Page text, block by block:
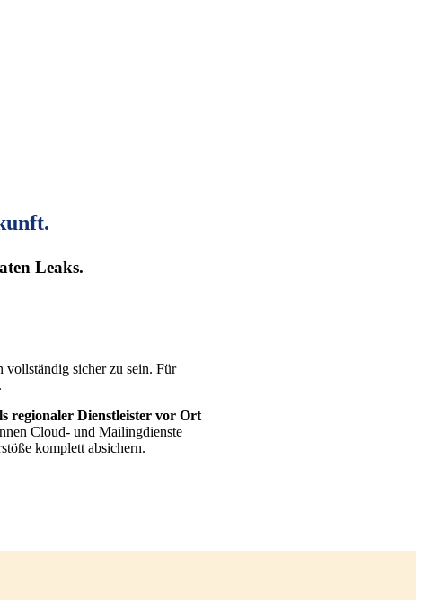
Leaks.
vollständig sicher zu sein. Für
regionaler Dienstleister vor Ort
Cloud- und Mailingdienste
komplett absichern.